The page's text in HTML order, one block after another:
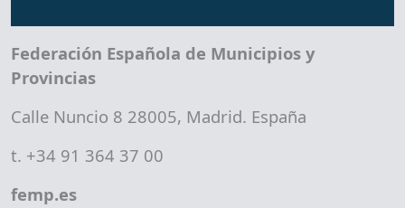
Federación Española de Municipios y
Provincias
Calle Nuncio 8 28005, Madrid. España
t. +34 91 364 37 00
femp.es